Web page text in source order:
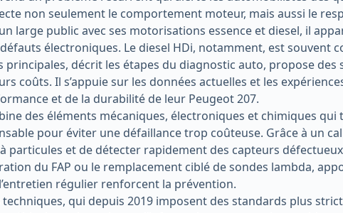
non seulement le comportement moteur, mais aussi le
large public avec ses motorisations essence et diesel, il
électroniques. Le diesel HDi, notamment, est souvent
décrit les étapes du diagnostic auto, propose
Il s’appuie sur les données actuelles et les
et de la durabilité de leur Peugeot 207.
des éléments mécaniques, électroniques et chimiques
pour éviter une défaillance trop coûteuse. Grâce à un
et de détecter rapidement des capteurs
du FAP ou le remplacement ciblé de sondes lambda,
régulier renforcent la prévention.
qui depuis 2019 imposent des standards plus